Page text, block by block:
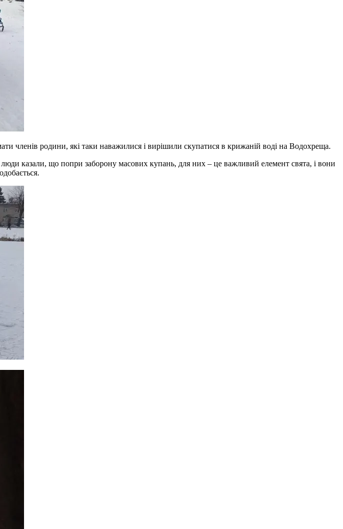
членів родини, які таки наважилися і вирішили скупатися в крижаній воді на Водохреща.
казали, що попри заборону масових купань, для них – це важливий елемент свята, і вони